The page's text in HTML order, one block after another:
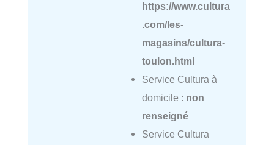
https://www.cultura
.com/les-
magasins/cultura-
toulon.html
Service Cultura à
domicile : non
renseigné
Service Cultura